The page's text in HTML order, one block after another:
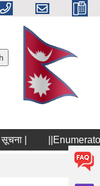
||Enumerator
1